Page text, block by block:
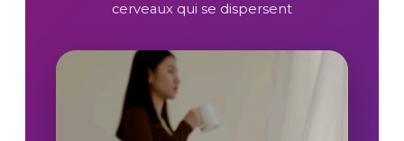
cerveaux qui se dispersent